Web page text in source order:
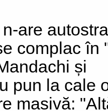
are
complac în
și
pun la cale
masivă: